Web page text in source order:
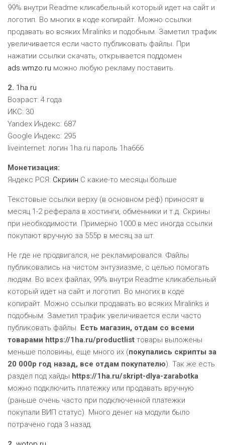
99% внутри Readme кликабельный который идет на сайт и
логотип. Во многих в коде копирайт. Можно ссылки
продавать во всяких Miralinks и подобным. Заметил трафик
увеличивается если часто публиковать файлы. При
нажатии ссылки скачать, открывается поддомен
ads.wmzo.ru можно любую рекламу поставить.
2. 1ha.ru
Возраст: 4 года
ИКС: 30
Yandex Индекс: 687
Google Индекс: 295
liveinternet: логин 1ha.ru пароль 1ha666
Монетизация:
Яндекс PCЯ: Скриин С какие-то месяцы больше
Текстовые ссылки верху (в основном реф) приносят в
месяц 1-2 реферала в хостинги, обменники и т.д. Скрины
при необходимости. Примерно 1000 в мес иногда ссылки
покупают вручную за 555р в месяц за шт.
Не где не продвигался, не рекламировался. Файлы
публиковались на чистом энтузиазме, с целью помогать
людям. Во всех файлах, 99% внутри Readme кликабельный
который идет на сайт и логотип. Во многих в коде
копирайт. Можно ссылки продавать во всяких Miralinks и
подобным. Заметил трафик увеличивается если часто
публиковать файлы. Есть магазин, отдам со всеми
товарами https://1ha.ru/productlist товары выложены
меньше половины, еще много их (покупались скрипты за
20 000р год назад, все отдам покупателю). Так же есть
раздел под хайды https://1ha.ru/skript-dlya-zarabotka
можно подключить платежку или продавать вручную
(раньше очень часто при подключенной платежки
покупали ВИП статус). Много денег на модули было
потрачено года 3 назад.